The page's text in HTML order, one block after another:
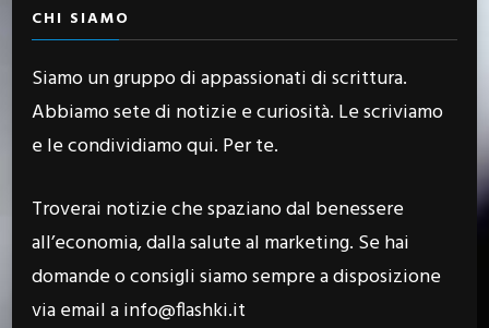
CHI SIAMO
Siamo un gruppo di appassionati di scrittura.
Abbiamo sete di notizie e curiosità. Le scriviamo
e le condividiamo qui. Per te.
Troverai notizie che spaziano dal benessere
all’economia, dalla salute al marketing. Se hai
domande o consigli siamo sempre a disposizione
via email a info@flashki.it